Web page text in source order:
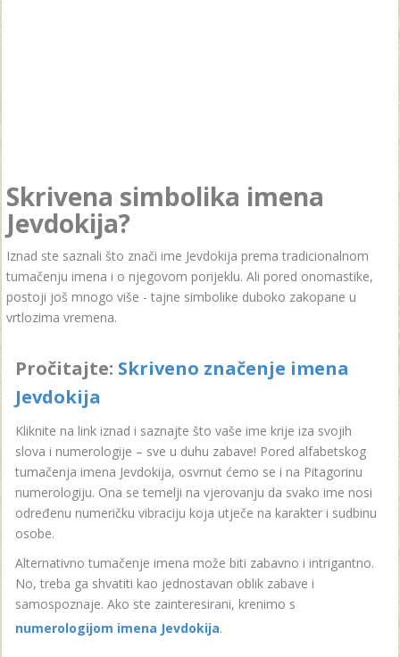
Skrivena simbolika imena
Jevdokija?
Iznad ste saznali što znači ime Jevdokija prema tradicionalnom
tumačenju imena i o njegovom porijeklu. Ali pored onomastike,
postoji još mnogo više - tajne simbolike duboko zakopane u
vrtlozima vremena.
Pročitajte: Skriveno značenje imena
Jevdokija
Kliknite na link iznad i saznajte što vaše ime krije iza svojih
slova i numerologije – sve u duhu zabave! Pored alfabetskog
tumačenja imena Jevdokija, osvrnut ćemo se i na Pitagorinu
numerologiju. Ona se temelji na vjerovanju da svako ime nosi
određenu numeričku vibraciju koja utječe na karakter i sudbinu
osobe.
Alternativno tumačenje imena može biti zabavno i intrigantno.
No, treba ga shvatiti kao jednostavan oblik zabave i
samospoznaje. Ako ste zainteresirani, krenimo s
numerologijom imena Jevdokija.